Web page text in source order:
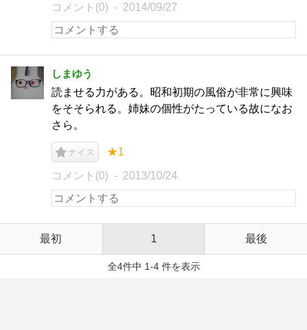
コメント(0) 2014/09/27
しまゆう
読ませる力がある。昭和初期の風俗が非常に興味
をそそられる。姉妹の個性がたっている故になお
さら。
ナイス ★1
コメント(0) 2013/10/24
最初 1 最後
全4件中 1-4 件を表示